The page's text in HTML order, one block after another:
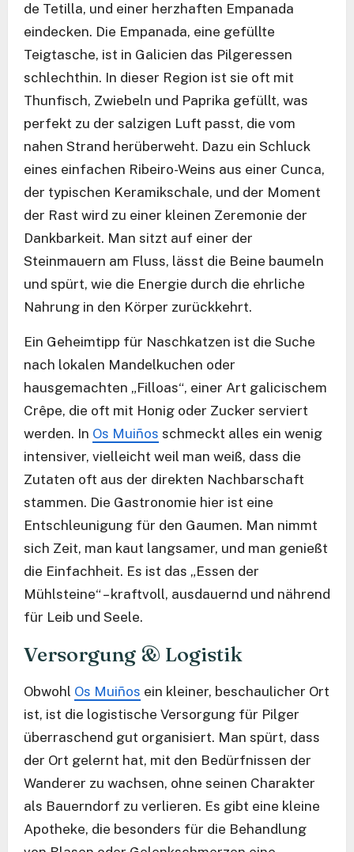
de Tetilla, und einer herzhaften Empanada
eindecken. Die Empanada, eine gefüllte
Teigtasche, ist in Galicien das Pilgeressen
schlechthin. In dieser Region ist sie oft mit
Thunfisch, Zwiebeln und Paprika gefüllt, was
perfekt zu der salzigen Luft passt, die vom
nahen Strand herüberweht. Dazu ein Schluck
eines einfachen Ribeiro-Weins aus einer Cunca,
der typischen Keramikschale, und der Moment
der Rast wird zu einer kleinen Zeremonie der
Dankbarkeit. Man sitzt auf einer der
Steinmauern am Fluss, lässt die Beine baumeln
und spürt, wie die Energie durch die ehrliche
Nahrung in den Körper zurückkehrt.
Ein Geheimtipp für Naschkatzen ist die Suche
nach lokalen Mandelkuchen oder
hausgemachten „Filloas“, einer Art galicischem
Crêpe, die oft mit Honig oder Zucker serviert
werden. In Os Muiños schmeckt alles ein wenig
intensiver, vielleicht weil man weiß, dass die
Zutaten oft aus der direkten Nachbarschaft
stammen. Die Gastronomie hier ist eine
Entschleunigung für den Gaumen. Man nimmt
sich Zeit, man kaut langsamer, und man genießt
die Einfachheit. Es ist das „Essen der
Mühlsteine“ – kraftvoll, ausdauernd und nährend
für Leib und Seele.
Versorgung & Logistik
Obwohl Os Muiños ein kleiner, beschaulicher Ort
ist, ist die logistische Versorgung für Pilger
überraschend gut organisiert. Man spürt, dass
der Ort gelernt hat, mit den Bedürfnissen der
Wanderer zu wachsen, ohne seinen Charakter
als Bauerndorf zu verlieren. Es gibt eine kleine
Apotheke, die besonders für die Behandlung